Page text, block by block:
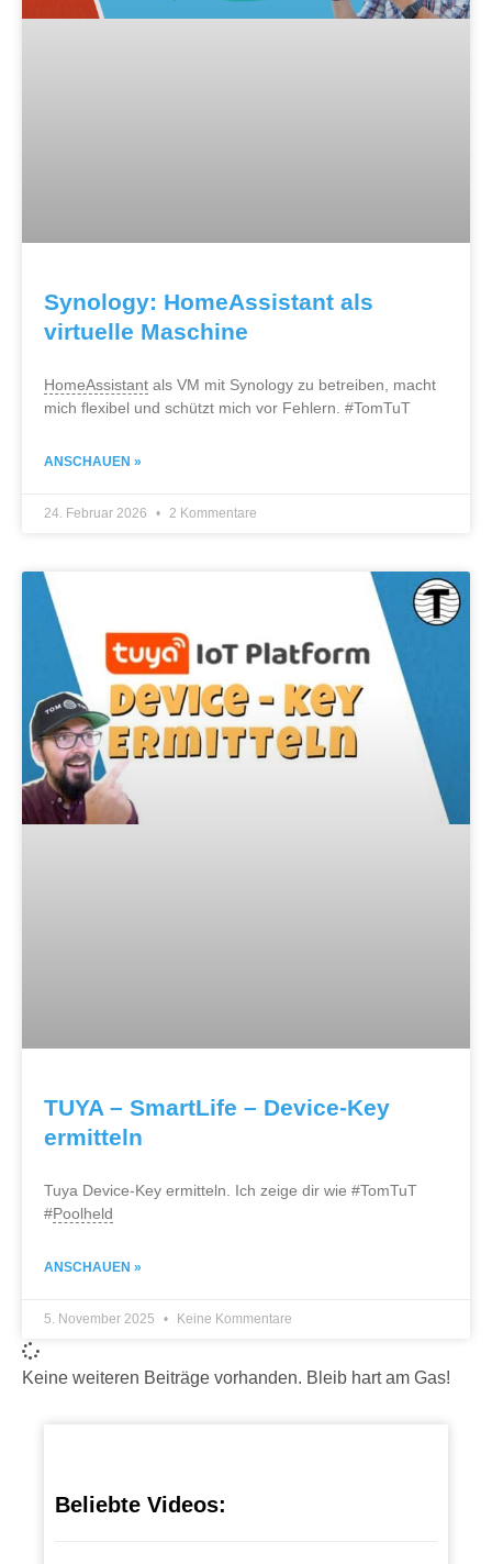
Synology: HomeAssistant als
virtuelle Maschine
HomeAssistant als VM mit Synology zu betreiben, macht
mich flexibel und schützt mich vor Fehlern. #TomTuT
ANSCHAUEN »
24. Februar 2026 2 Kommentare
TUYA – SmartLife – Device-Key
ermitteln
Tuya Device-Key ermitteln. Ich zeige dir wie #TomTuT
#Poolheld
ANSCHAUEN »
5. November 2025 Keine Kommentare
Keine weiteren Beiträge vorhanden. Bleib hart am Gas!
Beliebte Videos: